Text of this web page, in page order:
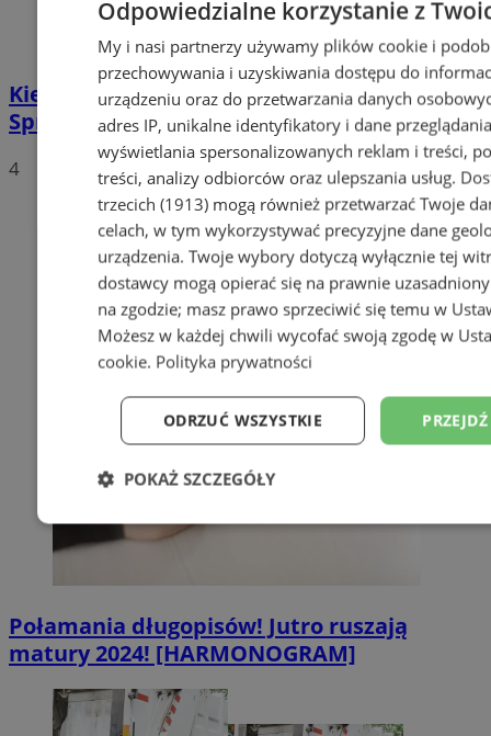
Kiedy dyżurują radni Rudy Śląskiej?
Sprawdźcie harmonogram
4
Połamania długopisów! Jutro ruszają
matury 2024! [HARMONOGRAM]
Odpowiedzialne korzystanie z
My i nasi partnerzy używamy plików cookie i
przechowywania i uzyskiwania dostępu do
urządzeniu oraz do przetwarzania danych
adres IP, unikalne identyfikatory i dane
wyświetlania spersonalizowanych reklam i treści,
treści, analizy odbiorców oraz ulepszania usług.
trzecich (1913)mogą również przetwarzać Twoje
celach, w tym wykorzystywać precyzyjne dane
urządzenia. Twoje wybory dotyczą wyłącznie tej
dostawcy mogą opierać się na prawnie
na zgodzie; masz prawo sprzeciwić się temu w
Możesz w każdej chwili wycofać swoją zgodę w
cookie. Polityka prywatności
ODRZUĆ WSZYSTKIE
POKAŻ SZCZEGÓŁY
Niezbędne Wydajność Targetowanie
Niesklasyfikowane